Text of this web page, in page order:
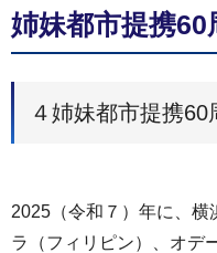
姉妹都市提携60
４姉妹都市提携60
2025（令和７）年に、横
ラ（フィリピン）、オデ